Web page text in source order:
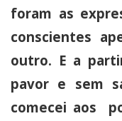
foram as
conscientes
outro. E a
pavor e sem
comecei aos